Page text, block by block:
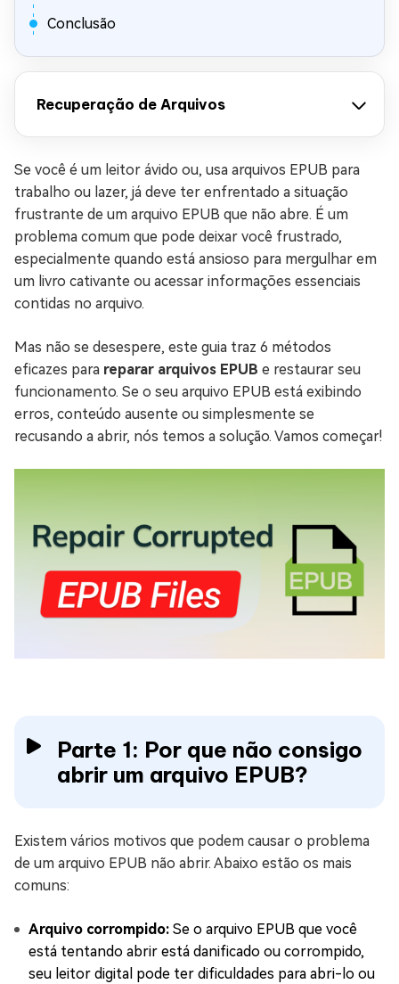
Conclusão
Recuperação de Arquivos
Se você é um leitor ávido ou, usa arquivos EPUB para
trabalho ou lazer, já deve ter enfrentado a situação
frustrante de um arquivo EPUB que não abre. É um
problema comum que pode deixar você frustrado,
especialmente quando está ansioso para mergulhar em
um livro cativante ou acessar informações essenciais
contidas no arquivo.
Mas não se desespere, este guia traz 6 métodos
eficazes para reparar arquivos EPUB e restaurar seu
funcionamento. Se o seu arquivo EPUB está exibindo
erros, conteúdo ausente ou simplesmente se
recusando a abrir, nós temos a solução. Vamos começar!
Parte 1: Por que não consigo
abrir um arquivo EPUB?
Existem vários motivos que podem causar o problema
de um arquivo EPUB não abrir. Abaixo estão os mais
comuns:
Arquivo corrompido: Se o arquivo EPUB que você
está tentando abrir está danificado ou corrompido,
seu leitor digital pode ter dificuldades para abri-lo ou